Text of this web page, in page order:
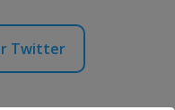
Twitter